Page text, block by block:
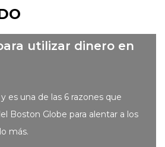
utilizar dinero en
es una de las 6 razones que
Boston Globe para alentar a los
más.